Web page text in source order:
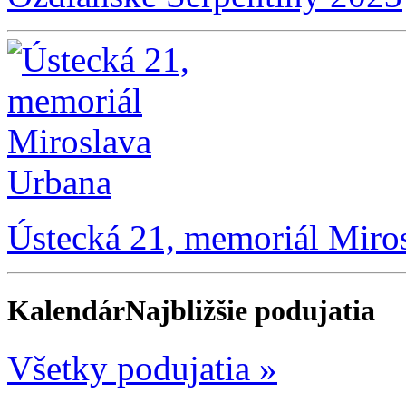
Ústecká 21, memoriál
KalendárNajbližšie podujatia
Všetky podujatia »